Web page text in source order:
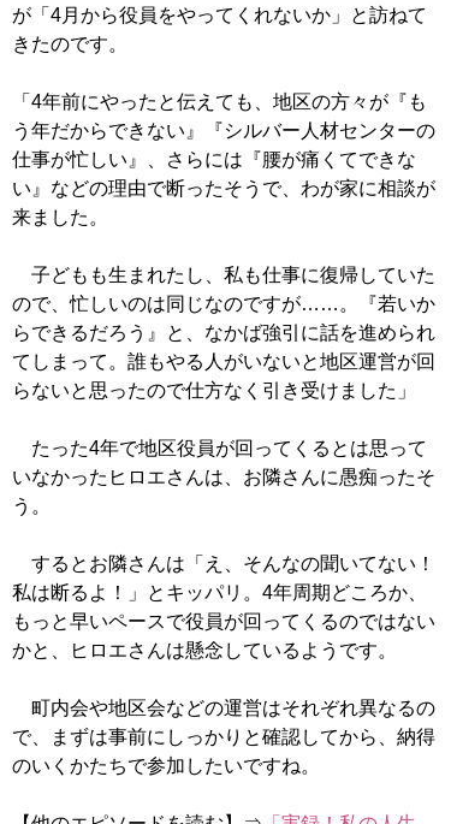
が「4月から役員をやってくれないか」と訪ねて
きたのです。
「4年前にやったと伝えても、地区の方々が『も
う年だからできない』『シルバー人材センターの
仕事が忙しい』、さらには『腰が痛くてできな
い』などの理由で断ったそうで、わが家に相談が
来ました。
子どもも生まれたし、私も仕事に復帰していた
ので、忙しいのは同じなのですが……。『若いか
らできるだろう』と、なかば強引に話を進められ
てしまって。誰もやる人がいないと地区運営が回
らないと思ったので仕方なく引き受けました」
たった4年で地区役員が回ってくるとは思って
いなかったヒロエさんは、お隣さんに愚痴ったそ
う。
するとお隣さんは「え、そんなの聞いてない！
私は断るよ！」とキッパリ。4年周期どころか、
もっと早いペースで役員が回ってくるのではない
かと、ヒロエさんは懸念しているようです。
町内会や地区会などの運営はそれぞれ異なるの
で、まずは事前にしっかりと確認してから、納得
のいくかたちで参加したいですね。